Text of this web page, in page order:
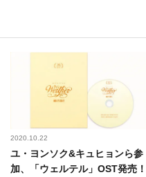
2020.10.22
ユ・ヨンソク&キュヒョンら参
加、「ウェルテル」OST発売！